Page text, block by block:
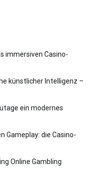
immersiven Casino-
künstlicher Intelligenz –
ein modernes
Gameplay: die Casino-
Online Gambling